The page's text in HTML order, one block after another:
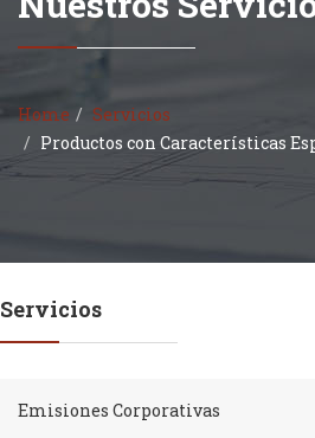
Home
Servicios
Productos con Características
Servicios
Emisiones Corporativas